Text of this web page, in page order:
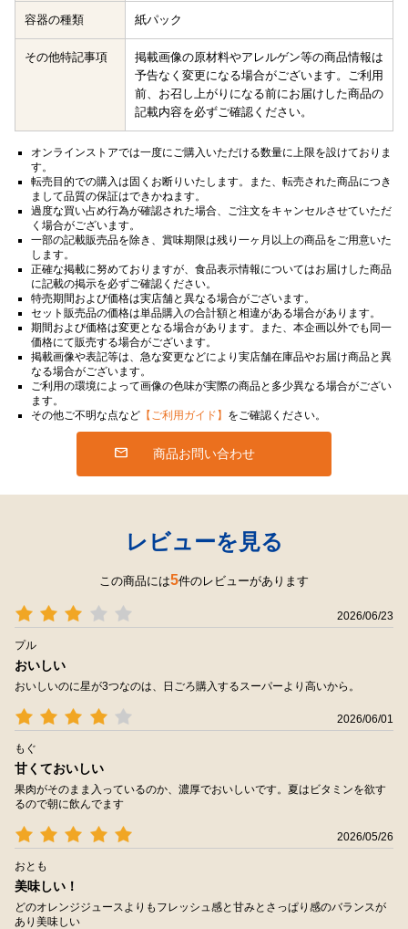
容器の種類 紙パック
その他特記事項
掲載画像の原材料やアレルゲン等の商品情報は
予告なく変更になる場合がございます。ご利用
前、お召し上がりになる前にお届けした商品の
記載内容を必ずご確認ください。
オンラインストアでは一度にご購入いただける数量に上限を設けておりま
す。
転売目的での購入は固くお断りいたします。また、転売された商品につき
まして品質の保証はできかねます。
過度な買い占め行為が確認された場合、ご注文をキャンセルさせていただ
く場合がございます。
一部の記載販売品を除き、賞味期限は残り一ヶ月以上の商品をご用意いた
します。
正確な掲載に努めておりますが、食品表示情報についてはお届けした商品
に記載の掲示を必ずご確認ください。
特売期間および価格は実店舗と異なる場合がございます。
セット販売品の価格は単品購入の合計額と相違がある場合があります。
期間および価格は変更となる場合があります。また、本企画以外でも同一
価格にて販売する場合がございます。
掲載画像や表記等は、急な変更などにより実店舗在庫品やお届け商品と異
なる場合がございます。
ご利用の環境によって画像の色味が実際の商品と多少異なる場合がござい
ます。
その他ご不明な点など 【ご利用ガイド】 をご確認ください。
商品お問い合わせ
レビューを見る
この商品には5件のレビューがあります
2026/06/23
プル
おいしい
おいしいのに星が3つなのは、日ごろ購入するスーパーより高いから。
2026/06/01
もぐ
甘くておいしい
果肉がそのまま入っているのか、濃厚でおいしいです。夏はビタミンを欲す
るので朝に飲んでます
2026/05/26
おとも
美味しい！
どのオレンジジュースよりもフレッシュ感と甘みとさっぱり感のバランスが
あり美味しい